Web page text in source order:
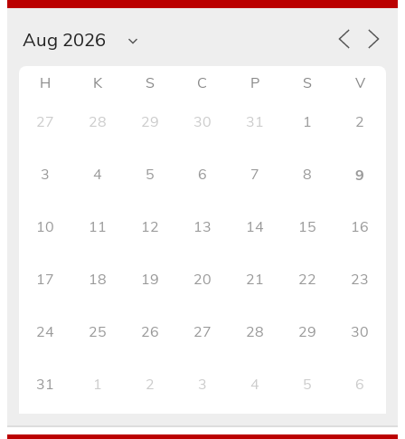
H K S C P S V
27 28 29 30 31 1 2
3 4 5 6 7 8 9
10 11 12 13 14 15 16
17 18 19 20 21 22 23
24 25 26 27 28 29 30
31 1 2 3 4 5 6